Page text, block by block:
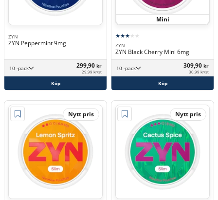
ZYN
ZYN Peppermint 9mg
10 -pack 299,90 kr
29,99 kr/st
Köp
Mini
ZYN
ZYN Black Cherry Mini 6mg
10 -pack 309,90 kr
30,99 kr/st
Köp
Nytt pris Nytt pris